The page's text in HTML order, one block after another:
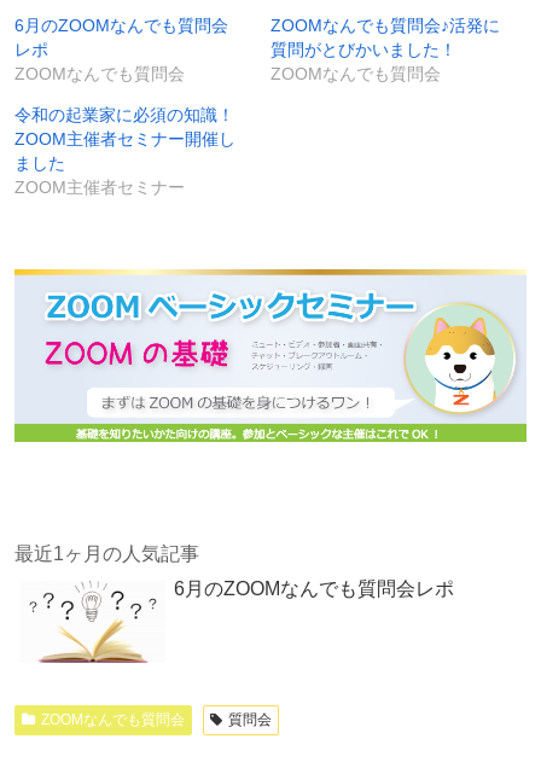
t
t
r
で
有
(
新
し
い
ウ
で
き
ま
)
共
有
る
に
ク
リ
ッ
し
て
(
し
い
ィ
ン
ウ
で
開
き
6月のZOOMなんでも質問会
レポ
ZOOMなんでも質問会
ZOOMなんでも質問会♪活発に
質問がとびかいました！
ZOOMなんでも質問会
令和の起業家に必須の知識！
ZOOM主催者セミナー開催し
ました
ZOOM主催者セミナー
最近1ヶ月の人気記事
6月のZOOMなんでも質問会レポ
ZOOMなんでも質問会 質問会